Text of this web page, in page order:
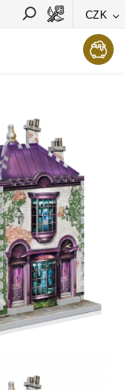
CZK
Hledat